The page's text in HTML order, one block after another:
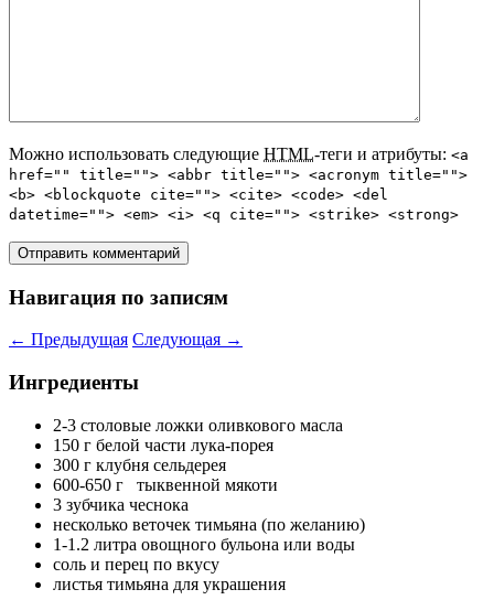
Можно использовать следующие HTML-теги и атрибуты: <a
href="" title=""> <abbr title=""> <acronym title="">
<b> <blockquote cite=""> <cite> <code> <del
datetime=""> <em> <i> <q cite=""> <strike> <strong>
Навигация по записям
← Предыдущая Следующая →
Ингредиенты
2-3 столовые ложки оливкового масла
150 г белой части лука-порея
300 г клубня сельдерея
600-650 г тыквенной мякоти
3 зубчика чеснока
несколько веточек тимьяна (по желанию)
1-1.2 литра овощного бульона или воды
соль и перец по вкусу
листья тимьяна для украшения